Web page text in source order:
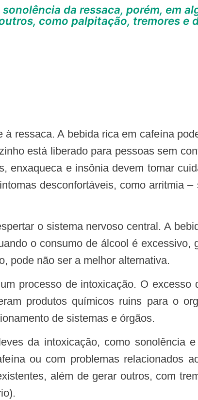
como palpitação, tremores e
está liberado para pessoas sem
enxaqueca e insônia devem tomar
desconfortáveis, como arritmia
o consumo de álcool é
pode não ser a melhor alternativa.
produtos químicos ruins para o
de sistemas e órgãos.
ou com problemas relacionados
além de gerar outros, com